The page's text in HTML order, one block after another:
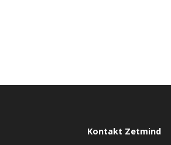
Kontakt Zetmind